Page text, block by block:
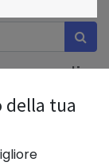
On Line
della tua